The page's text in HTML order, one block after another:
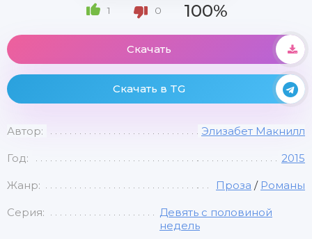
1 0 100%
Скачать
Скачать в TG
Автор: Элизабет Макнилл
Год: 2015
Жанр: Проза / Романы
Серия:
Девять с половиной
недель